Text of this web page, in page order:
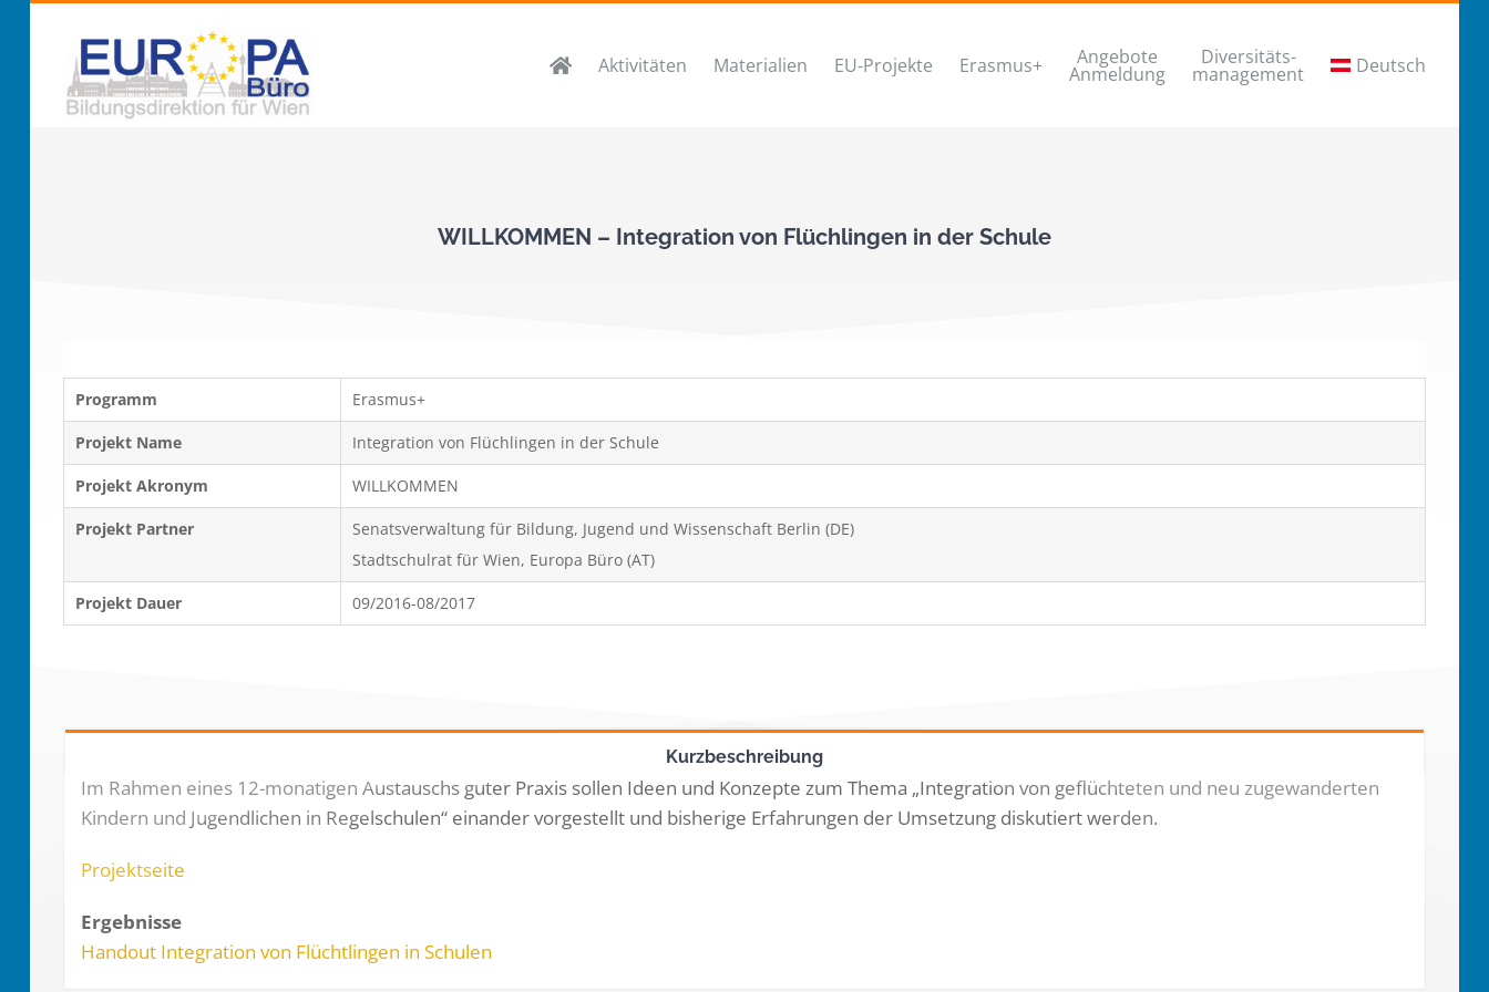
Aktivitäten Materialien EU-Projekte Erasmus+ Angebote
Anmeldung
Diversitäts-
management Deutsch
WILLKOMMEN – Integration von Flüchlingen in der Schule
Programm Erasmus+
Projekt Name Integration von Flüchlingen in der Schule
Projekt Akronym WILLKOMMEN
Projekt Partner
Senatsverwaltung für Bildung, Jugend und Wissenschaft Berlin (DE)
Stadtschulrat für Wien, Europa Büro (AT)
Projekt Dauer 09/2016-08/2017
Kurzbeschreibung
Im Rahmen eines 12-monatigen Austauschs guter Praxis sollen Ideen und Konzepte zum Thema „Integration von geflüchteten und neu zugewanderten
Kindern und Jugendlichen in Regelschulen“ einander vorgestellt und bisherige Erfahrungen der Umsetzung diskutiert werden.
Projektseite
Ergebnisse
Handout Integration von Flüchtlingen in Schulen